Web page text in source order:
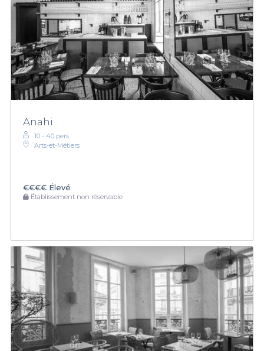
Anahi
10 - 40 pers.
Arts-et-Métiers
€€€€ Élevé
Établissement non réservable